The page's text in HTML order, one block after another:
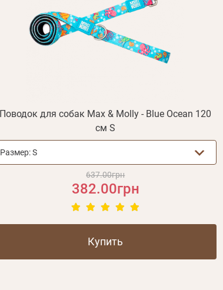
Поводок для собак Max & Molly - Blue Ocean 120
см S
Размер:S
637.00грн
382.00грн
Купить